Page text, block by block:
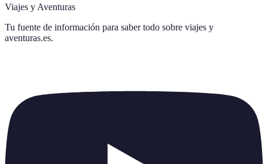
Viajes y Aventuras
Tu fuente de información para saber todo sobre viajes y
aventuras.es.